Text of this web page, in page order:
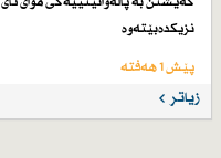
نزیكدەبێتەوە
پێش 1 هەفتە
زیاتر